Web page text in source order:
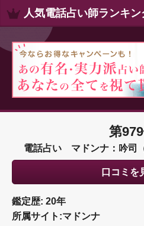
人気電話占い師ランキン
第
電話占い マドンナ：吟司
口コミを
鑑定歴: 20年
所属サイト:マドンナ